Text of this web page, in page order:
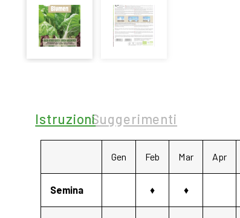
IstruzioniSuggerimenti
Gen Feb Mar Apr
Semina ♦ ♦